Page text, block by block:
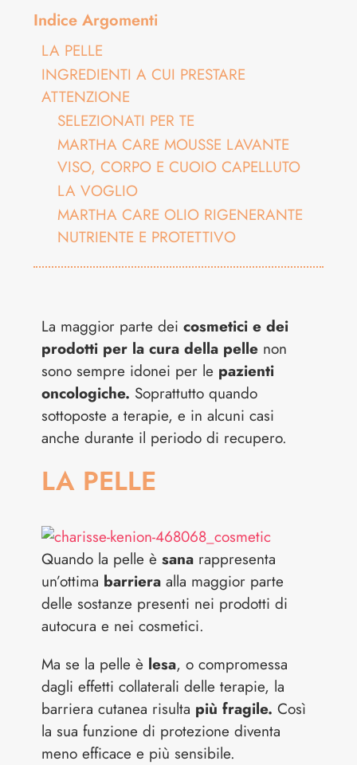
Indice Argomenti
LA PELLE
INGREDIENTI A CUI PRESTARE
ATTENZIONE
SELEZIONATI PER TE
MARTHA CARE MOUSSE LAVANTE
VISO, CORPO E CUOIO CAPELLUTO
LA VOGLIO
MARTHA CARE OLIO RIGENERANTE
NUTRIENTE E PROTETTIVO
La maggior parte deicosmetici e dei
prodotti per la cura della pelle non
sono sempre idonei per le pazienti
oncologiche. Soprattutto quando
sottoposte a terapie, e in alcuni casi
anche durante il periodo di recupero.
LA PELLE
Quando la pelle èsana rappresenta
un’ottima barriera alla maggior parte
delle sostanze presenti nei prodotti di
autocura e nei cosmetici.
Ma se la pelle è lesa, o compromessa
dagli effetti collaterali delle terapie, la
barriera cutanea risulta più fragile. Così
la sua funzione di protezione diventa
meno efficace e più sensibile.